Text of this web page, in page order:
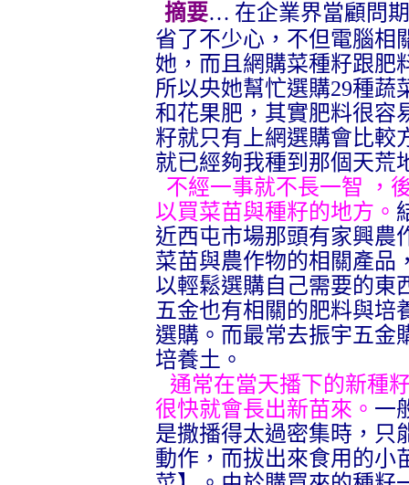
摘要… 在企業界當顧問
省了不少心， 不但電腦相
她，而且網購菜種籽跟肥
所以央她幫忙選購29種蔬
和花果肥，其實肥料很容
籽就只有上網選購會比較
就已經夠我種到那個天荒
不經一事就不長一智 ，
以買菜苗與種籽的地方。
近西屯市場那頭有家興農
菜苗與農作物的相關產品
以輕鬆選購自己需要的東
五金也有相關的肥料與培
選購。而最常去振宇五金
培養土。
通常在當天播下的新種
很快就會長出新苗來。 一
是撒播得太過密集時，只
動作，而拔出來食用的小